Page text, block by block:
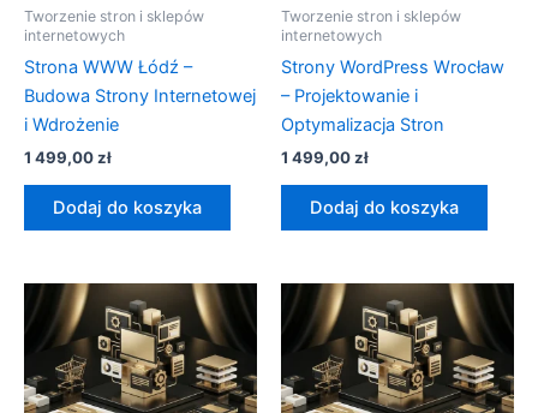
Tworzenie stron i sklepów
internetowych
Strona WWW Łódź –
Budowa Strony Internetowej
i Wdrożenie
1 499,00zł
Dodaj do koszyka
Tworzenie stron i sklepów
internetowych
Strony WordPress Wrocław
– Projektowanie i
Optymalizacja Stron
1 499,00zł
Dodaj do koszyka